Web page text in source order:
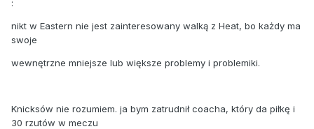
:
nikt w Eastern nie jest zainteresowany walką z Heat, bo każdy ma
swoje
wewnętrzne mniejsze lub większe problemy i problemiki.
Knicksów nie rozumiem. ja bym zatrudnił coacha, który da piłkę i
30 rzutów w meczu